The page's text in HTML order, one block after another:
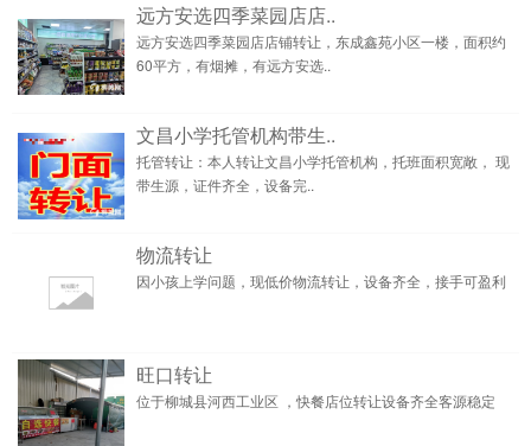
远方安选四季菜园店店..
远方安选四季菜园店店铺转让，东成鑫苑小区一楼，面积约
60平方，有烟摊，有远方安选..
文昌小学托管机构带生..
托管转让：本人转让文昌小学托管机构，托班面积宽敞， 现
带生源，证件齐全，设备完..
物流转让
因小孩上学问题，现低价物流转让，设备齐全，接手可盈利
旺口转让
位于柳城县河西工业区 ，快餐店位转让设备齐全客源稳定